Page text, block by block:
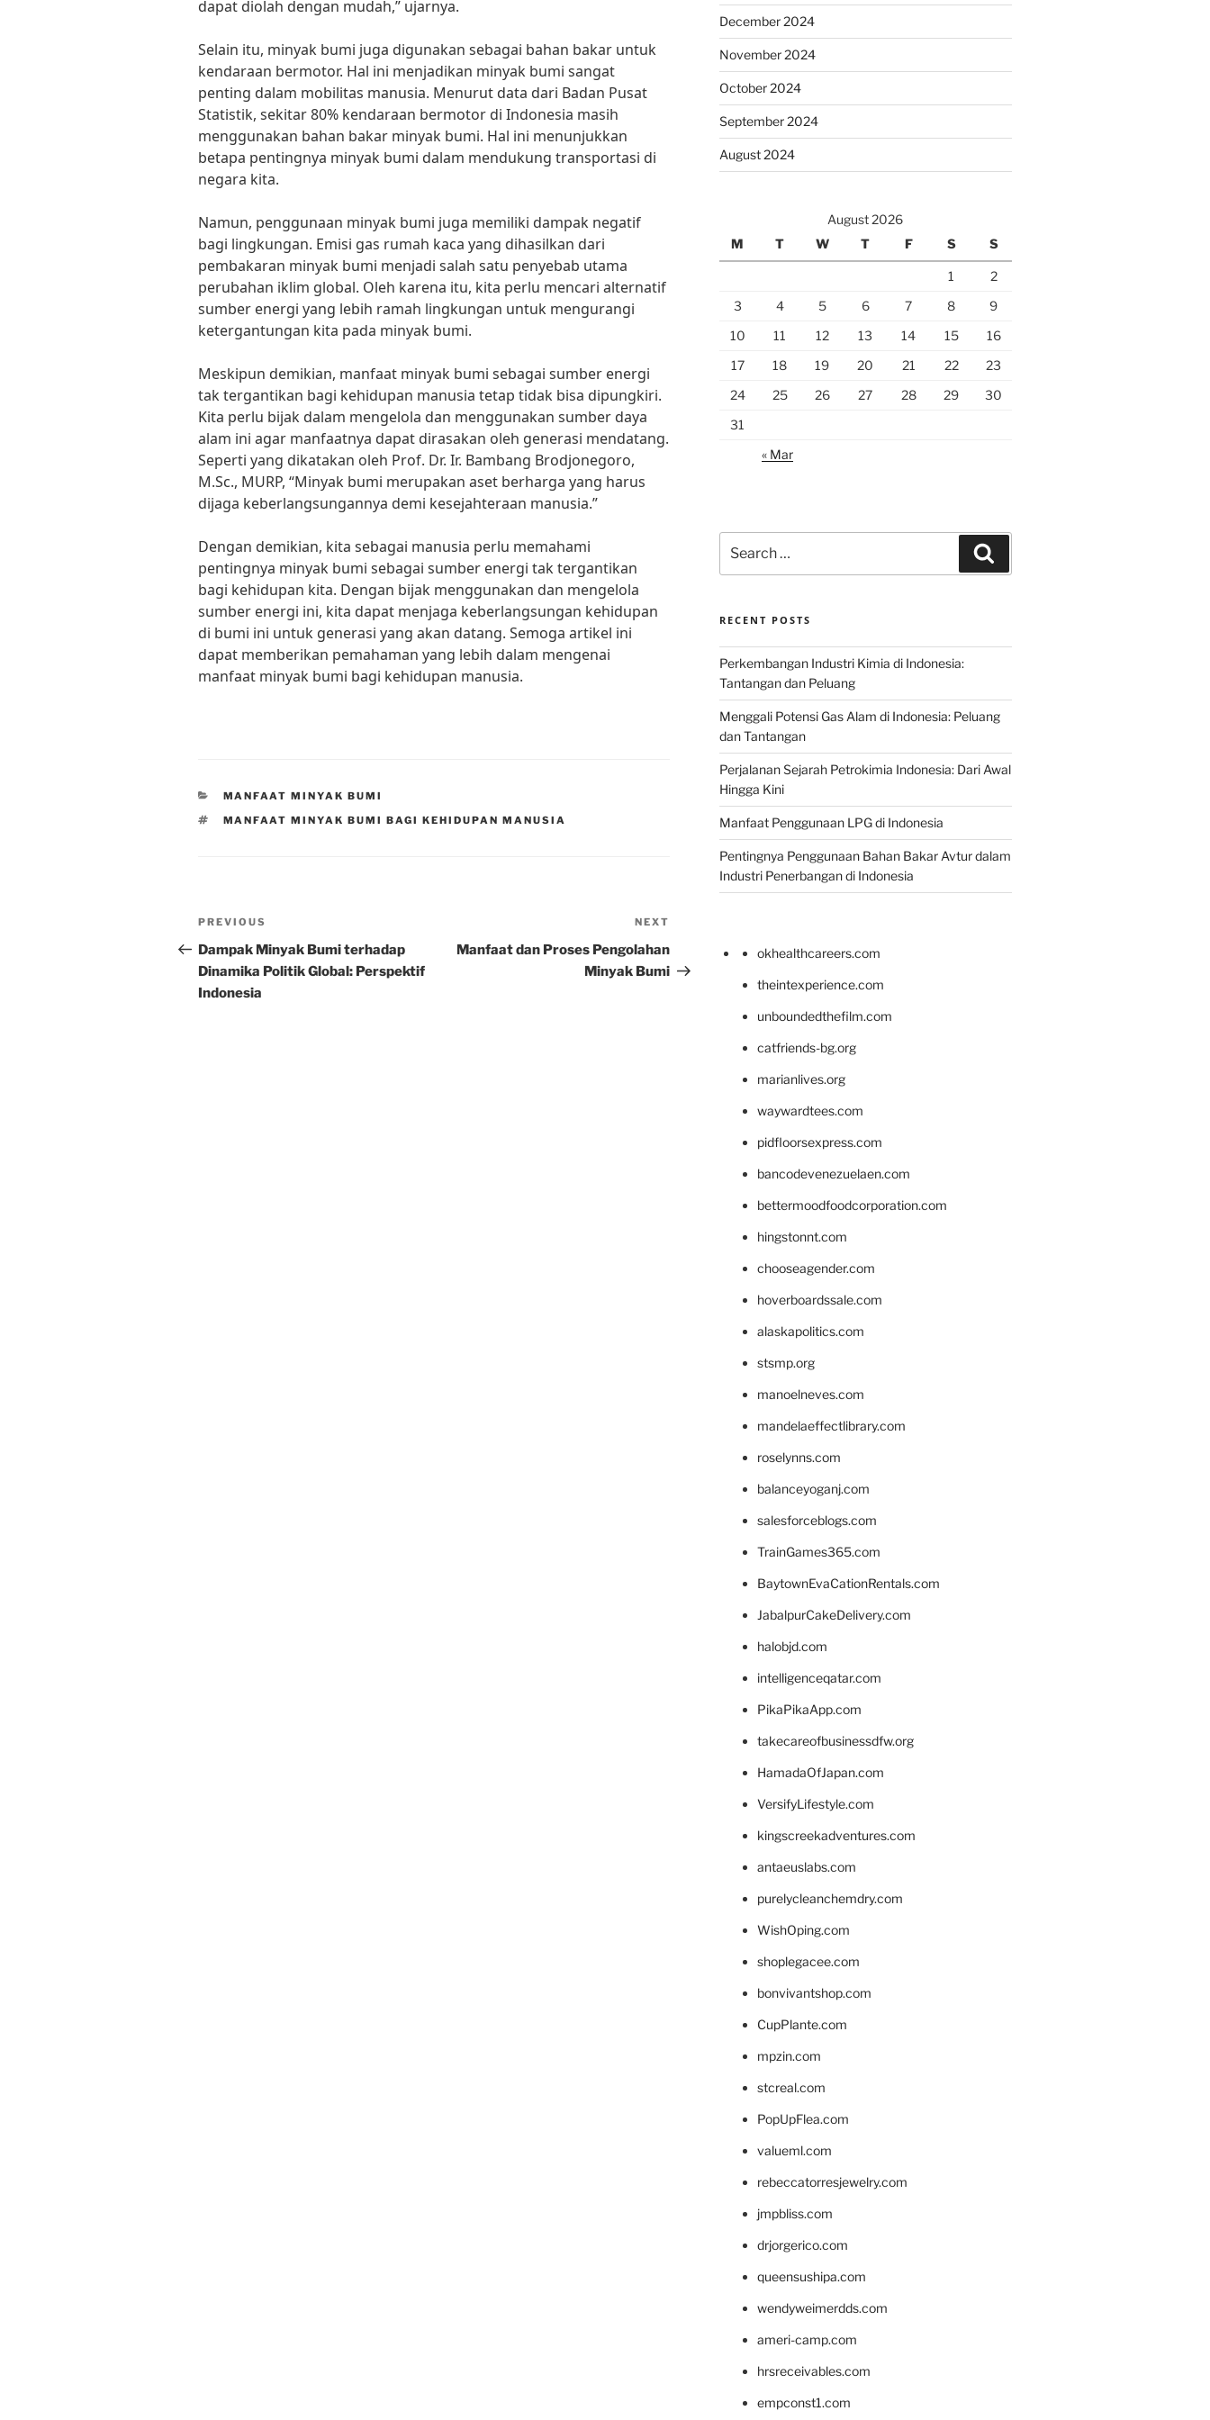
dapat diolah dengan mudah,” ujarnya.
Selain itu, minyak bumi juga digunakan sebagai bahan bakar untuk
kendaraan bermotor. Hal ini menjadikan minyak bumi sangat
penting dalam mobilitas manusia. Menurut data dari Badan Pusat
Statistik, sekitar 80% kendaraan bermotor di Indonesia masih
menggunakan bahan bakar minyak bumi. Hal ini menunjukkan
betapa pentingnya minyak bumi dalam mendukung transportasi di
negara kita.
Namun, penggunaan minyak bumi juga memiliki dampak negatif
bagi lingkungan. Emisi gas rumah kaca yang dihasilkan dari
pembakaran minyak bumi menjadi salah satu penyebab utama
perubahan iklim global. Oleh karena itu, kita perlu mencari alternatif
sumber energi yang lebih ramah lingkungan untuk mengurangi
ketergantungan kita pada minyak bumi.
Meskipun demikian, manfaat minyak bumi sebagai sumber energi
tak tergantikan bagi kehidupan manusia tetap tidak bisa dipungkiri.
Kita perlu bijak dalam mengelola dan menggunakan sumber daya
alam ini agar manfaatnya dapat dirasakan oleh generasi mendatang.
Seperti yang dikatakan oleh Prof. Dr. Ir. Bambang Brodjonegoro,
M.Sc., MURP, “Minyak bumi merupakan aset berharga yang harus
dijaga keberlangsungannya demi kesejahteraan manusia.”
Dengan demikian, kita sebagai manusia perlu memahami
pentingnya minyak bumi sebagai sumber energi tak tergantikan
bagi kehidupan kita. Dengan bijak menggunakan dan mengelola
sumber energi ini, kita dapat menjaga keberlangsungan kehidupan
di bumi ini untuk generasi yang akan datang. Semoga artikel ini
dapat memberikan pemahaman yang lebih dalam mengenai
manfaat minyak bumi bagi kehidupan manusia.
CATEGORIES
MANFAAT MINYAK BUMI
TAGS
MANFAAT MINYAK BUMI BAGI KEHIDUPAN MANUSIA
Post
navigation
Previous
Post
PREVIOUS
Dampak Minyak Bumi terhadap
Dinamika Politik Global: Perspektif
Indonesia
Post
NEXT
Manfaat dan Proses Pengolahan
Minyak Bumi
December 2024
November 2024
October 2024
September 2024
August 2024
August 2026
M
T W T F S S
1
2
3
4 5 6 7 8
9
10
11 12 13 14 15
16
17
18 19 20 21 22
23
24
25 26 27 28 29
30
31
« Mar
for:
RECENT POSTS
Perkembangan Industri Kimia di Indonesia:
Tantangan dan Peluang
Menggali Potensi Gas Alam di Indonesia: Peluang
dan Tantangan
Perjalanan Sejarah Petrokimia Indonesia: Dari Awal
Hingga Kini
Manfaat Penggunaan LPG di Indonesia
Pentingnya Penggunaan Bahan Bakar Avtur dalam
Industri Penerbangan di Indonesia
okhealthcareers.com
theintexperience.com
unboundedthefilm.com
catfriends-bg.org
marianlives.org
waywardtees.com
pidfloorsexpress.com
bancodevenezuelaen.com
bettermoodfoodcorporation.com
hingstonnt.com
chooseagender.com
hoverboardssale.com
alaskapolitics.com
stsmp.org
manoelneves.com
mandelaeffectlibrary.com
roselynns.com
balanceyoganj.com
salesforceblogs.com
TrainGames365.com
BaytownEvaCationRentals.com
JabalpurCakeDelivery.com
halobjd.com
intelligenceqatar.com
PikaPikaApp.com
takecareofbusinessdfw.org
HamadaOfJapan.com
VersifyLifestyle.com
kingscreekadventures.com
antaeuslabs.com
purelycleanchemdry.com
WishOping.com
shoplegacee.com
bonvivantshop.com
CupPlante.com
mpzin.com
stcreal.com
PopUpFlea.com
valueml.com
rebeccatorresjewelry.com
jmpbliss.com
drjorgerico.com
queensushipa.com
wendyweimerdds.com
ameri-camp.com
hrsreceivables.com
empconst1.com